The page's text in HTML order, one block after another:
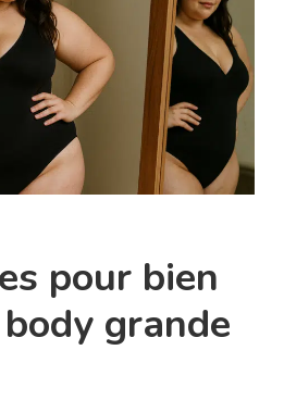
pour bien
grande